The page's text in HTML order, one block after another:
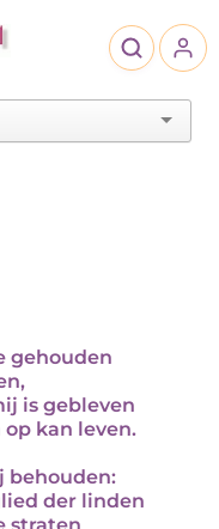
gehouden
is gebleven
kan leven.
behouden:
der linden